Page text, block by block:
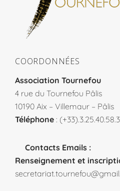
COORDONNÉES
Association Tournefou
4 rue du Tournefou Pâlis
10190 Aix – Villemaur – Pâlis
Téléphone :
Contacts Emails :
Renseignement et